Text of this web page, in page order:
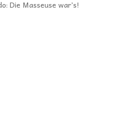
Die Masseuse war’s!